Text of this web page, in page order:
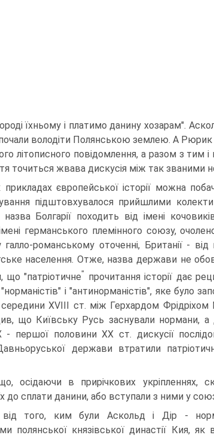
їхньому і платимо данину хозарам".
почали володіти Полянською землею. А
літописного повідомлення, а разом з
точиться жвава дискусія між так званими
прикладах європейської історії можна
підштовхувалося прийшлими
Болгарії походить від імені
германського племінного союзу,
галло-романському оточенні, Британії -
населення. Отже, назва держави не
що "патріотичне" прочитання історії дає
і "антинорманістів", яке було
середини ХVІІІ ст. між Герхардом
що Київську Русь заснували нормани,
першої половини XX ст. дискусії
держави втратили
осідаючи в прирічкових укріпленнях,
до сплати данини, або вступали з ними у
від того, ким були Аскольд і Дір -
полянської князівської династії Кия,